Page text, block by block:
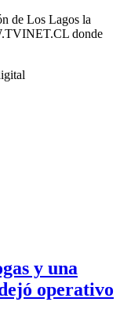
de Los Lagos la
donde
y una
operativo